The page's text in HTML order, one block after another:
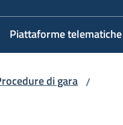
Piattaforme telematiche
di gara /